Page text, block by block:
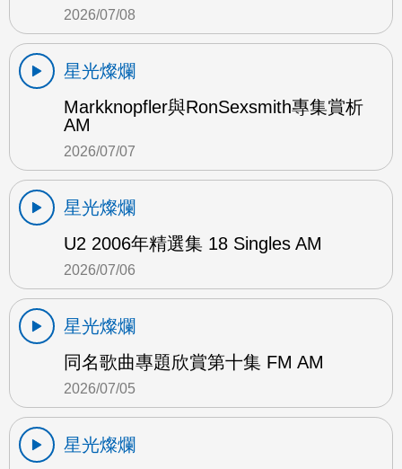
2026/07/08
星光燦爛
Markknopfler與RonSexsmith專集賞析
AM
2026/07/07
星光燦爛
U2 2006年精選集 18 Singles AM
2026/07/06
星光燦爛
同名歌曲專題欣賞第十集 FM AM
2026/07/05
星光燦爛